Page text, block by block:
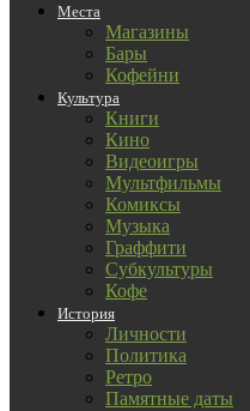
Места
Магазины
Бары
Кофейни
Культура
Книги
Кино
Видеоигры
Мультфильмы
Комиксы
Музыка
Граффити
Субкультуры
Кофе
История
Личности
Политика
Ретро
Памятные даты